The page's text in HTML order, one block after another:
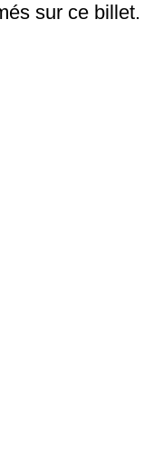
sur ce billet.